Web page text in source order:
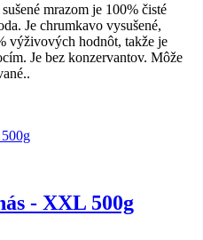
mrazom je 100% čisté
Je chrumkavo vysušené,
výživových hodnôt, takže je
Je bez konzervantov. Môže
- XXL 500g